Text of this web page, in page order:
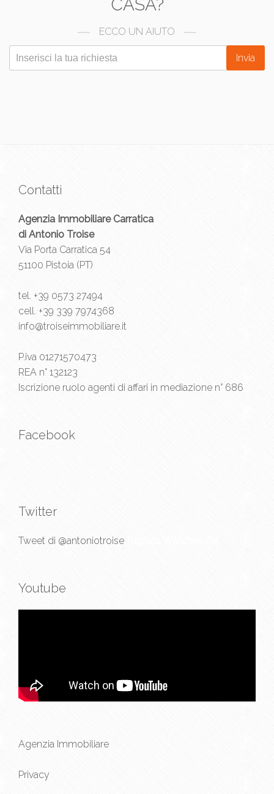
CASA?
ECCO UN AIUTO
Invia
Contatti
Agenzia Immobiliare Carratica
di Antonio Troise
Via Porta Carratica 54
51100 Pistoia (PT)
tel. +39 0573 27494
cell. +39 339 7974368
info@troiseimmobiliare.it
P.iva 01271570473
REA n° 132123
Iscrizione ruolo agenti di affari in mediazione n° 686
Facebook
Twitter
Tweet di @antoniotroise
Youtube
Agenzia Immobiliare
Privacy